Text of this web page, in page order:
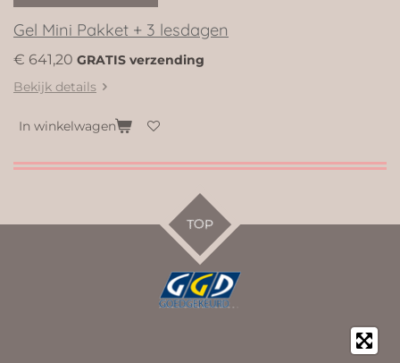
Gel Mini Pakket + 3 lesdagen
€ 641,20 GRATIS verzending
Bekijk details
In winkelwagen
TOP